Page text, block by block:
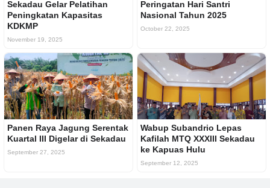
Sekadau Gelar Pelatihan
Peningkatan Kapasitas
KDKMP
November 19, 2025
Peringatan Hari Santri
Nasional Tahun 2025
October 22, 2025
Panen Raya Jagung Serentak
Kuartal III Digelar di Sekadau
September 27, 2025
Wabup Subandrio Lepas
Kafilah MTQ XXXIII Sekadau
ke Kapuas Hulu
September 12, 2025